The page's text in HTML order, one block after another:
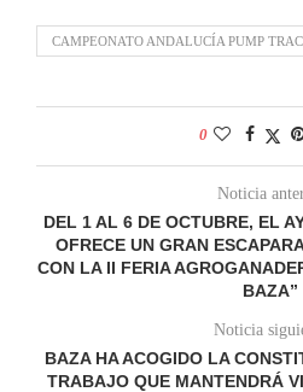
CAMPEONATO ANDALUCÍA PUMP
0
Noticia
DEL 1 AL 6 DE OCTUBRE, EL
OFRECE UN GRAN
CON LA II FERIA
BAZA”
Noticia
BAZA HA ACOGIDO LA
TRABAJO QUE MANTENDRÁ